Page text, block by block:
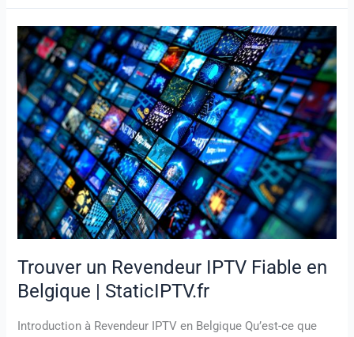
Trouver un Revendeur IPTV Fiable en
Belgique | StaticIPTV.fr
Introduction à Revendeur IPTV en Belgique Qu’est-ce que
Trouver
un
Revendeur
IPTV
Fiable
en
Belgique
|
StaticIPTV.fr